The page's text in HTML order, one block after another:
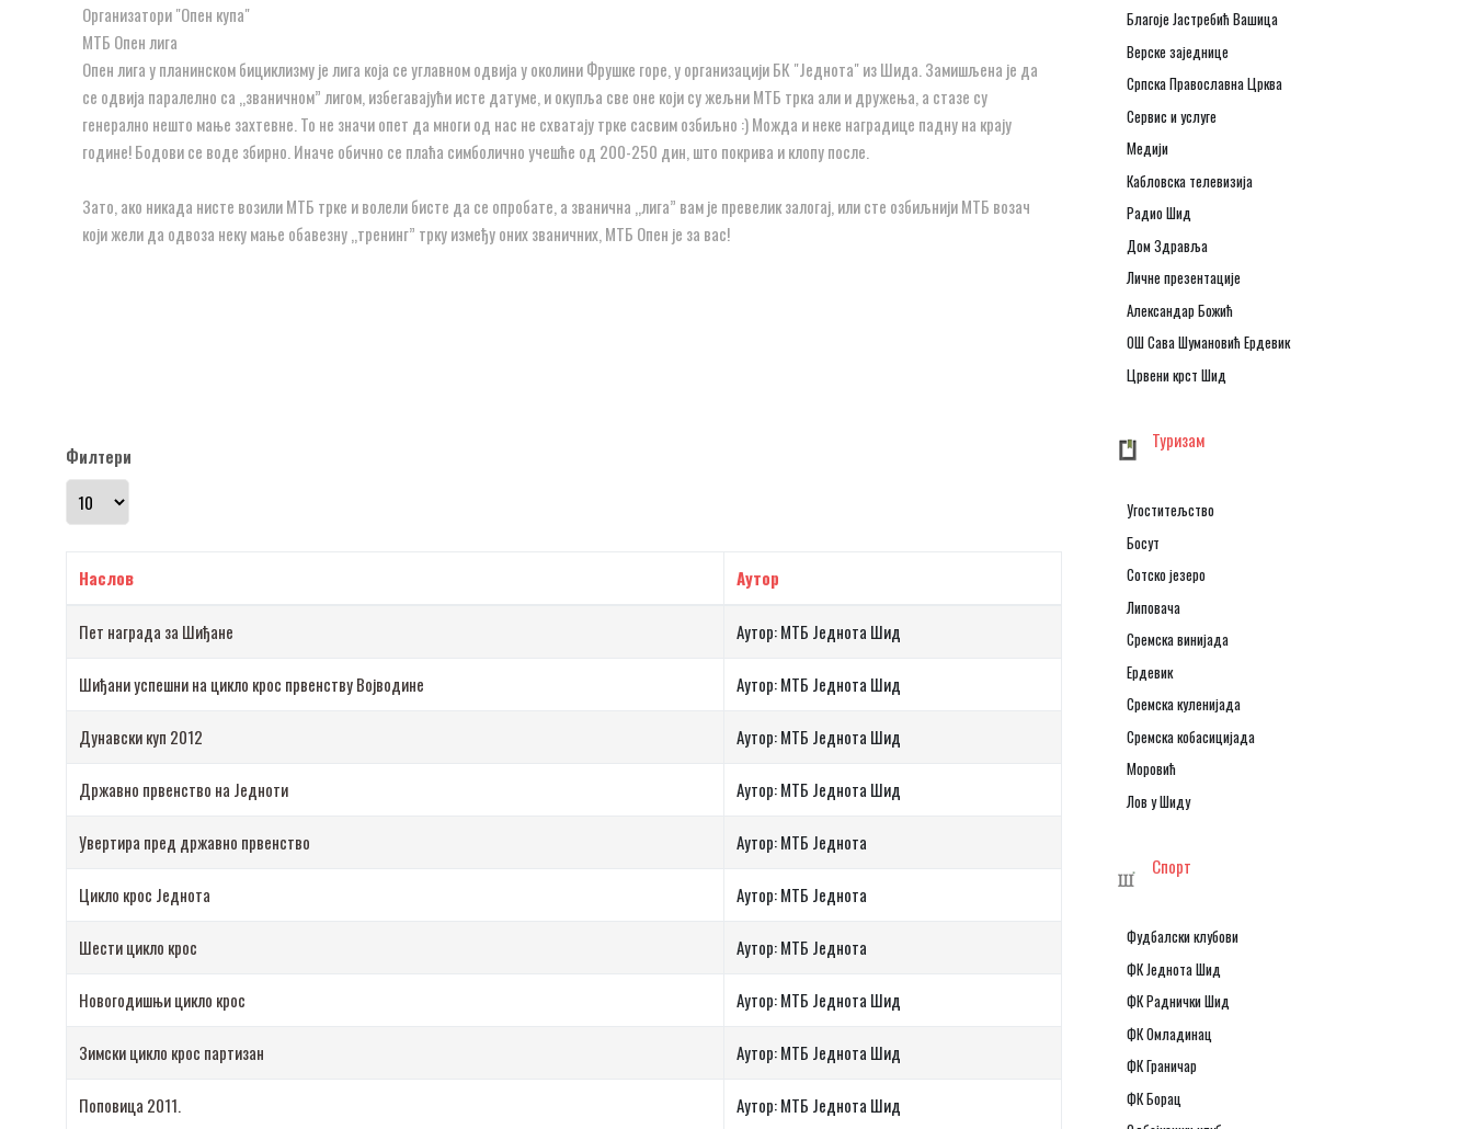
Организатори "Опен купа"
МТБ Опен лига
Опен лига у планинском бициклизму је лига која се углавном одвија у околини Фрушке горе, у организацији БК "Једнота" из Шида. Замишљена је да
се одвија паралелно са „званичном” лигом, избегавајући исте датуме, и окупља све оне који су жељни МТБ трка али и дружења, а стазе су
генерално нешто мање захтевне. То не значи опет да многи од нас не схватају трке сасвим озбиљно :) Можда и неке наградице падну на крају
године! Бодови се воде збирно. Иначе обично се плаћа симболично учешће од 200-250 дин, што покрива и клопу после.
Зато, ако никада нисте возили МТБ трке и волели бисте да се опробате, а званична „лига” вам је превелик залогај, или сте озбиљнији МТБ возач
који жели да одвоза неку мање обавезну „тренинг” трку између оних званичних, МТБ Опен је за вас!
Филтери
Прикажи број
Наслов Аутор
Пет награда за Шиђане Аутор: МТБ Једнота Шид
Шиђани успешни на цикло крос првенству Војводине Аутор: МТБ Једнота Шид
Дунавски куп 2012 Аутор: МТБ Једнота Шид
Државно првенство на Једноти Аутор: МТБ Једнота Шид
Увертира пред државно првенство Аутор: МТБ Једнота
Цикло крос Једнота Аутор: МТБ Једнота
Шести цикло крос Аутор: МТБ Једнота
Новогодишњи цикло крос Аутор: МТБ Једнота Шид
Зимски цикло крос партизан Аутор: МТБ Једнота Шид
Поповица 2011. Аутор: МТБ Једнота Шид
Благоје Јастребић Вашица
Верске заједнице
Српска Православна Црква
Сервис и услуге
Медији
Кабловска телевизија
Радио Шид
Дом Здравља
Личне презентације
Александар Божић
ОШ Сава Шумановић Ердевик
Црвени крст Шид
Туризам
Угоститељство
Босут
Сотско језеро
Липовача
Сремска винијада
Ердевик
Сремска куленијада
Сремска кобасицијада
Моровић
Лов у Шиду
Спорт
Фудбалски клубови
ФК Једнота Шид
ФК Раднички Шид
ФК Омладинац
ФК Граничар
ФК Борац